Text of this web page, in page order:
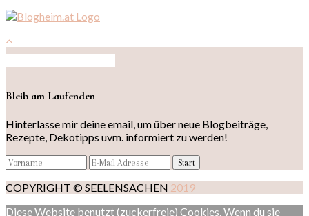
Bleib am Laufenden
Hinterlasse mir deine email, um über neue Blogbeiträge,
Rezepte, Dekotipps uvm. informiert zu werden!
COPYRIGHT © SEELENSACHEN 2019
Diese Website benutzt (zuckerfreie) Cookies. Wenn du sie